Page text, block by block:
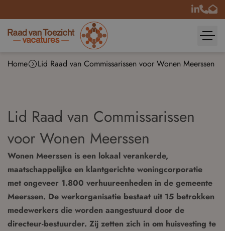
Home Lid Raad van Commissarissen voor Wonen Meerssen
Lid Raad van Commissarissen
voor Wonen Meerssen
Wonen Meerssen is een lokaal verankerde,
maatschappelijke en klantgerichte woningcorporatie
met ongeveer 1.800 verhuureenheden in de gemeente
Meerssen. De werkorganisatie bestaat uit 15 betrokken
medewerkers die worden aangestuurd door de
directeur-bestuurder. Zij zetten zich in om huisvesting te